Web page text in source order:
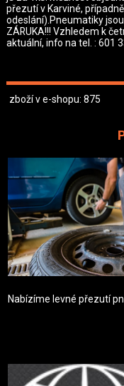
přezutí v Karviné,
odeslání).Pneumatiky
ZÁRUKA!!! Vzhledem k
aktuální, info na tel. : 601
zboží v e-shopu: 875
Nabízíme levné přezutí